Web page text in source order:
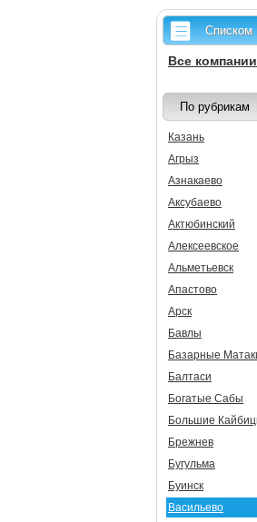
Списком
Все компании
По рубрикам
Казань
Агрыз
Азнакаево
Аксубаево
Актюбинский
Алексеевское
Альметьевск
Апастово
Арск
Бавлы
Базарные
Балтаси
Богатые Сабы
Большие
Брежнев
Бугульма
Буинск
Васильево